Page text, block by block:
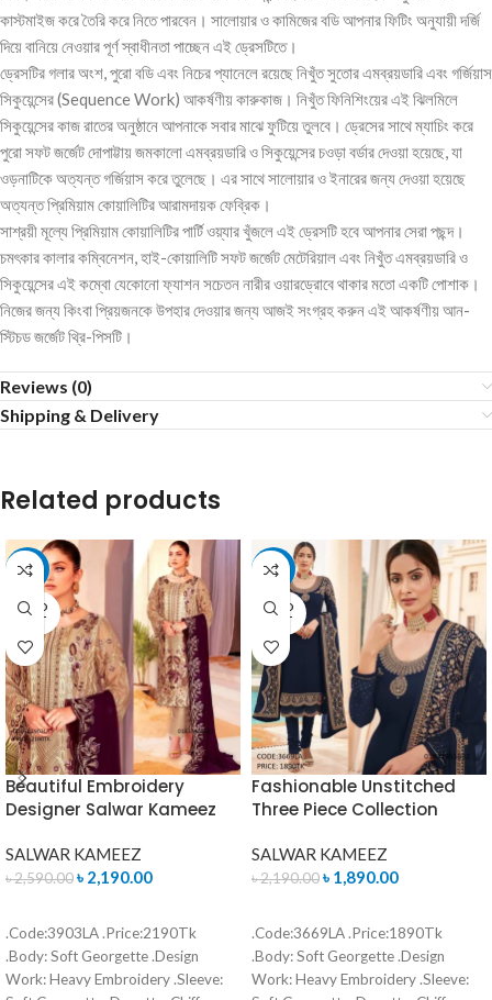
কাস্টমাইজ করে তৈরি করে নিতে পারবেন। সালোয়ার ও কামিজের বডি আপনার ফিটিং অনুযায়ী দর্জি
দিয়ে বানিয়ে নেওয়ার পূর্ণ স্বাধীনতা পাচ্ছেন এই ড্রেসটিতে।
ড্রেসটির গলার অংশ, পুরো বডি এবং নিচের প্যানেলে রয়েছে নিখুঁত সুতোর এমব্রয়ডারি এবং গর্জিয়াস
সিকুয়েন্সের (Sequence Work) আকর্ষণীয় কারুকাজ। নিখুঁত ফিনিশিংয়ের এই ঝিলমিলে
সিকুয়েন্সের কাজ রাতের অনুষ্ঠানে আপনাকে সবার মাঝে ফুটিয়ে তুলবে। ড্রেসের সাথে ম্যাচিং করে
পুরো সফট জর্জেট দোপাট্টায় জমকালো এমব্রয়ডারি ও সিকুয়েন্সের চওড়া বর্ডার দেওয়া হয়েছে, যা
ওড়নাটিকে অত্যন্ত গর্জিয়াস করে তুলেছে। এর সাথে সালোয়ার ও ইনারের জন্য দেওয়া হয়েছে
অত্যন্ত প্রিমিয়াম কোয়ালিটির আরামদায়ক ফেব্রিক।
সাশ্রয়ী মূল্যে প্রিমিয়াম কোয়ালিটির পার্টি ওয়্যার খুঁজলে এই ড্রেসটি হবে আপনার সেরা পছন্দ।
চমৎকার কালার কম্বিনেশন, হাই-কোয়ালিটি সফট জর্জেট মেটেরিয়াল এবং নিখুঁত এমব্রয়ডারি ও
সিকুয়েন্সের এই কম্বো যেকোনো ফ্যাশন সচেতন নারীর ওয়ারড্রোবে থাকার মতো একটি পোশাক।
নিজের জন্য কিংবা প্রিয়জনকে উপহার দেওয়ার জন্য আজই সংগ্রহ করুন এই আকর্ষণীয় আন-
স্টিচড জর্জেট থ্রি-পিসটি।
Reviews (0)
Shipping & Delivery
Related products
-15%
SOLD
OUT
Beautiful Embroidery
Designer Salwar Kameez
SALWAR KAMEEZ
৳2,590.00৳ 2,190.00
.Code:3903LA .Price:2190Tk
.Body: Soft Georgette .Design
Work: Heavy Embroidery .Sleeve:
-14%
SOLD
OUT
Fashionable Unstitched
Three Piece Collection
SALWAR KAMEEZ
৳2,190.00৳ 1,890.00
.Code:3669LA .Price:1890Tk
.Body: Soft Georgette .Design
Work: Heavy Embroidery .Sleeve: